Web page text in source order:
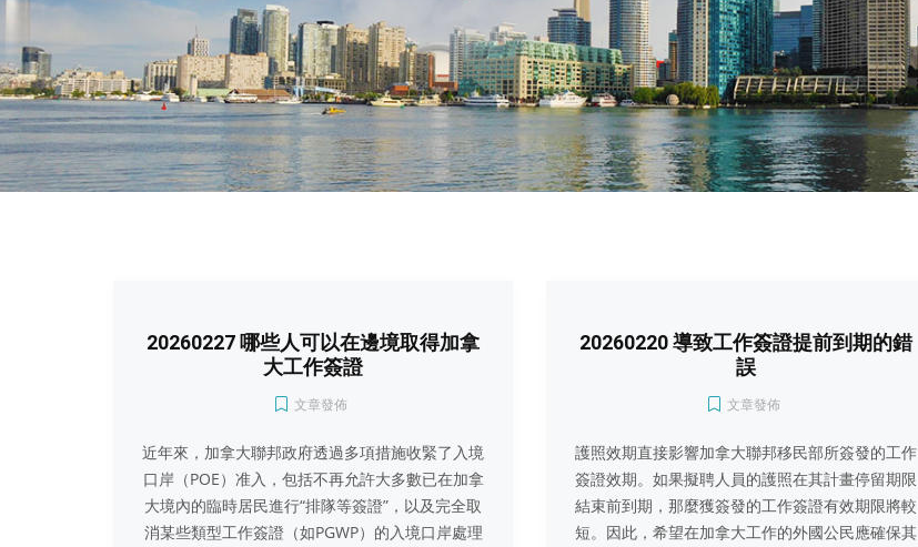
20260227 哪些人可以在邊境取得加拿
大工作簽證
文章發佈
近年來，加拿大聯邦政府透過多項措施收緊了入境
口岸（POE）准入，包括不再允許大多數已在加拿
大境內的臨時居民進行“排隊等簽證”，以及完全取
消某些類型工作簽證（如PGWP）的入境口岸處理
20260220 導致工作簽證提前到期的錯
誤
文章發佈
護照效期直接影響加拿大聯邦移民部所簽發的工作
簽證效期。如果擬聘人員的護照在其計畫停留期限
結束前到期，那麼獲簽發的工作簽證有效期限將較
短。因此，希望在加拿大工作的外國公民應確保其